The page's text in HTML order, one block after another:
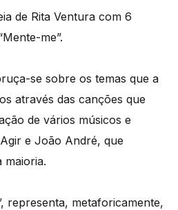
de Rita Ventura com 6
me”.
se sobre os temas que a
através das canções que
de vários músicos e
e João André, que
maioria.
representa, metaforicamente,